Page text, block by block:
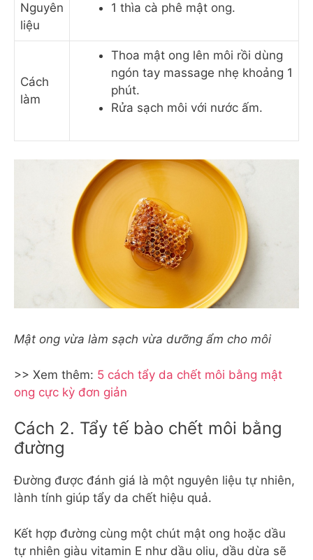
Nguyên
liệu
1 thìa cà phê mật ong.
Cách
làm
Thoa mật ong lên môi rồi dùng
ngón tay massage nhẹ khoảng 1
phút.
Rửa sạch môi với nước ấm.
Mật ong vừa làm sạch vừa dưỡng ẩm cho môi
>> Xem thêm: 5 cách tẩy da chết môi bằng mật
ong cực kỳ đơn giản
Cách 2. Tẩy tế bào chết môi bằng
đường
Đường được đánh giá là một nguyên liệu tự nhiên,
lành tính giúp tẩy da chết hiệu quả.
Kết hợp đường cùng một chút mật ong hoặc dầu
tự nhiên giàu vitamin E như dầu oliu, dầu dừa sẽ